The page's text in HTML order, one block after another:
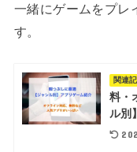
一緒にゲームをプレ
す。
関連
料・
ル別